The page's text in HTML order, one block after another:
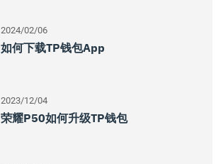
2024/02/06
如何下载TP钱包App
2023/12/04
荣耀P50如何升级TP钱包